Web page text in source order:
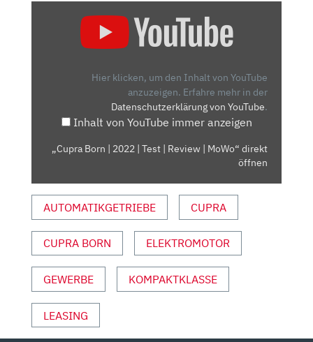
REVIEW
MOWO“
YOUTUBE
ANZEIGEN
Hier klicken, um den Inhalt von YouTube
anzuzeigen. Erfahre mehr in der
Datenschutzerklärung von YouTube.
Inhalt von YouTube immer anzeigen
„Cupra Born | 2022 | Test | Review | MoWo“ direkt
öffnen
AUTOMATIKGETRIEBE CUPRA
CUPRA BORN ELEKTROMOTOR
GEWERBE KOMPAKTKLASSE
LEASING